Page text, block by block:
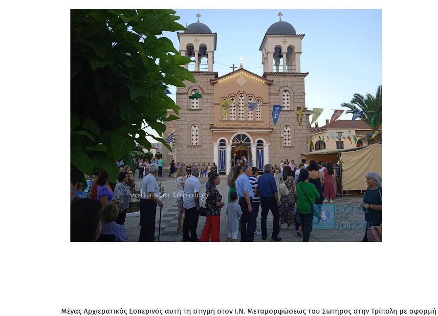
Μέγας Αρχιερατικός Εσπερινός αυτή τη στιγμή στον Ι.Ν. Μεταμορφώσεως του Σωτήρος στην Τρίπολη με αφορμή